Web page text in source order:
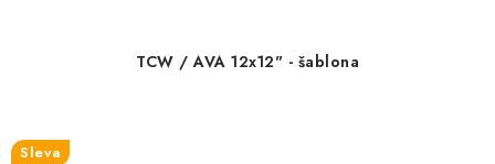
TCW / AVA 12x12" - šablona
Sleva